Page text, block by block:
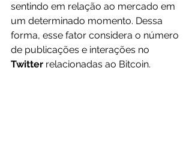
sentindo em relação ao mercado em
um determinado momento. Dessa
forma, esse fator considera o número
de publicações e interações no
Twitter relacionadas ao Bitcoin.